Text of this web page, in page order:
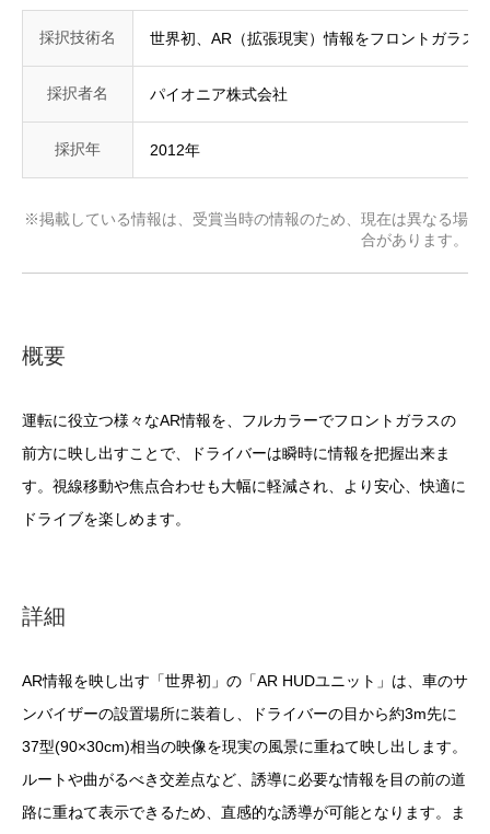
採択技術名 世界初、AR（拡張現実）情報をフロントガラス
採択者名 パイオニア株式会社
採択年 2012年
※掲載している情報は、受賞当時の情報のため、現在は異なる場
合があります。
概要
運転に役立つ様々なAR情報を、フルカラーでフロントガラスの
前方に映し出すことで、ドライバーは瞬時に情報を把握出来ま
す。視線移動や焦点合わせも大幅に軽減され、より安心、快適に
ドライブを楽しめます。
詳細
AR情報を映し出す「世界初」の「AR HUDユニット」は、車のサ
ンバイザーの設置場所に装着し、ドライバーの目から約3m先に
37型(90×30cm)相当の映像を現実の風景に重ねて映し出します。
ルートや曲がるべき交差点など、誘導に必要な情報を目の前の道
路に重ねて表示できるため、直感的な誘導が可能となります。ま